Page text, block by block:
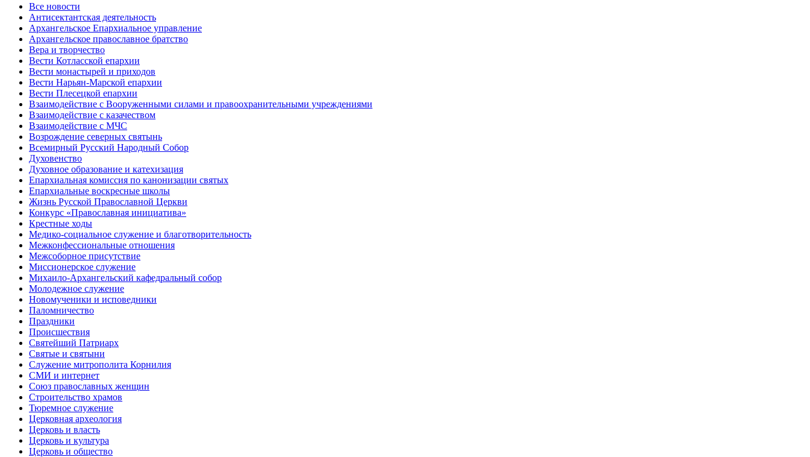
Все новости
Антисектантская деятельность
Архангельское Епархиальное управление
Архангельское православное братство
Вера и творчество
Вести Котласской епархии
Вести монастырей и приходов
Вести Нарьян-Марской епархии
Вести Плесецкой епархии
Взаимодействие с Вооруженными силами и правоохранительными учреждениями
Взаимодействие с казачеством
Взаимодействие с МЧС
Возрождение северных святынь
Всемирный Русский Народный Собор
Духовенство
Духовное образование и катехизация
Епархиальная комиссия по канонизации святых
Епархиальные воскресные школы
Жизнь Русской Православной Церкви
Конкурс «Православная инициатива»
Крестные ходы
Медико-социальное служение и благотворительность
Межконфессиональные отношения
Межсоборное присутствие
Миссионерское служение
Михаило-Архангельский кафедральный собор
Молодежное служение
Новомученики и исповедники
Паломничество
Праздники
Происшествия
Святейший Патриарх
Святые и святыни
Служение митрополита Корнилия
СМИ и интернет
Союз православных женщин
Строительство храмов
Тюремное служение
Церковная археология
Церковь и власть
Церковь и культура
Церковь и общество